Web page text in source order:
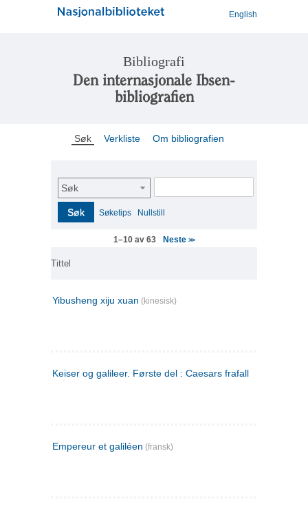
English
Bibliografi
Den internasjonale Ibsen-
bibliografien
Søk Verkliste Om bibliografien
Søk
Søk Søketips Nullstill
1–10 av 63 Neste>>
Tittel
Yibusheng xiju xuan (kinesisk)
Keiser og galileer. Første del : Caesars frafall
Empereur et galiléen (fransk)